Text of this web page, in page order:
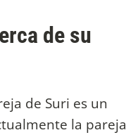
de su
de Suri es un
la pareja